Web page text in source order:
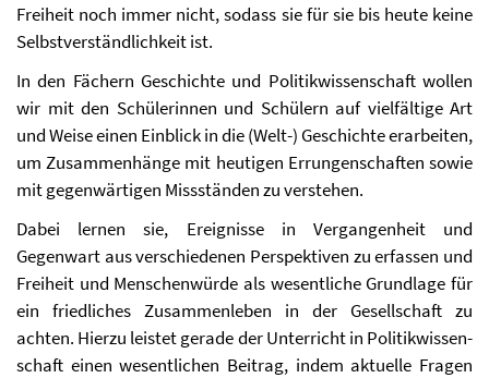
Freiheit noch immer nicht, sodass sie für sie bis heute keine
Selbstverständlichkeit ist.
In den Fächern Geschichte und Politikwissenschaft wollen
wir mit den Schülerinnen und Schülern auf vielfältige Art
und Weise einen Einblick in die (Welt-) Ge­schichte erarbeiten,
um Zusammen­hänge mit heutigen Errungenschaften sowie
mit gegenwärtigen Missständen zu ver­stehen.
Dabei lernen sie, Ereignisse in Vergangenheit und
Gegenwart aus ver­schiedenen Perspektiven zu erfassen und
Freiheit und Menschenwürde als wesentliche Grund­lage für
ein friedliches Zusammenleben in der Ge­sellschaft zu
achten. Hierzu leistet gerade der Unterricht in Politikwissen­
schaft einen wesentlichen Beitrag, indem aktuelle Fragen